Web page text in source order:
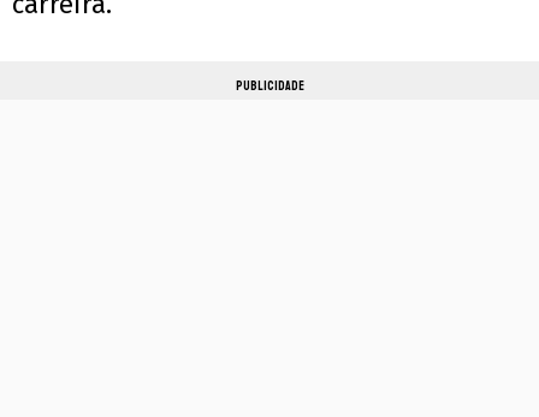
PUBLICIDADE